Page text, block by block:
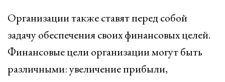
Организации также ставят перед собой
задачу обеспечения своих финансовых целей.
Финансовые цели организации могут быть
различными: увеличение прибыли,